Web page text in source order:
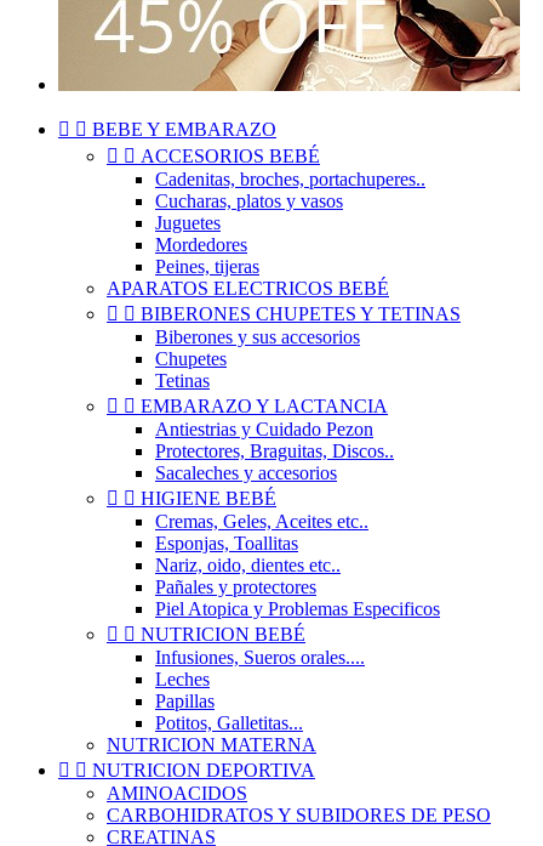
  BEBE Y EMBARAZO
  ACCESORIOS BEBÉ
Cadenitas, broches, portachuperes..
Cucharas, platos y vasos
Juguetes
Mordedores
Peines, tijeras
APARATOS ELECTRICOS BEBÉ
  BIBERONES CHUPETES Y TETINAS
Biberones y sus accesorios
Chupetes
Tetinas
  EMBARAZO Y LACTANCIA
Antiestrias y Cuidado Pezon
Protectores, Braguitas, Discos..
Sacaleches y accesorios
  HIGIENE BEBÉ
Cremas, Geles, Aceites etc..
Esponjas, Toallitas
Nariz, oido, dientes etc..
Pañales y protectores
Piel Atopica y Problemas Especificos
  NUTRICION BEBÉ
Infusiones, Sueros orales....
Leches
Papillas
Potitos, Galletitas...
NUTRICION MATERNA
  NUTRICION DEPORTIVA
AMINOACIDOS
CARBOHIDRATOS Y SUBIDORES DE PESO
CREATINAS